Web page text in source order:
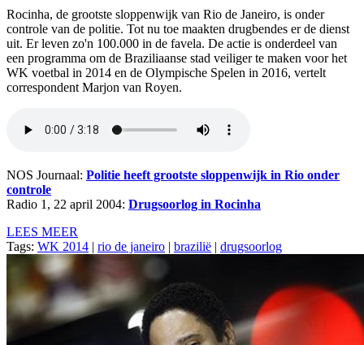
Rocinha, de grootste sloppenwijk van Rio de Janeiro, is onder
controle van de politie. Tot nu toe maakten drugbendes er de dienst
uit. Er leven zo'n 100.000 in de favela. De actie is onderdeel van
een programma om de Braziliaanse stad veiliger te maken voor het
WK voetbal in 2014 en de Olympische Spelen in 2016, vertelt
correspondent Marjon van Royen.
NOS Journaal: Politie heeft grootste sloppenwijk in Rio onder
controle
Radio 1, 22 april 2004: Drugsoorlog in Rocinha
LEES MEER
Tags: WK 2014 | rio de janeiro | brazilië | drugsoorlog